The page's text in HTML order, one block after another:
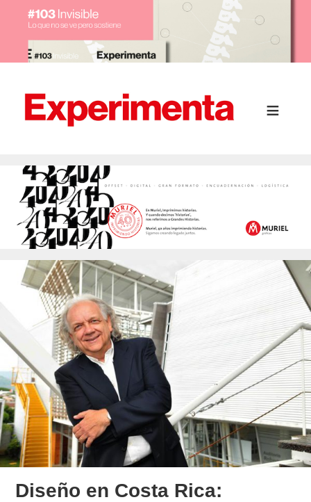
Diseño en Costa Rica: